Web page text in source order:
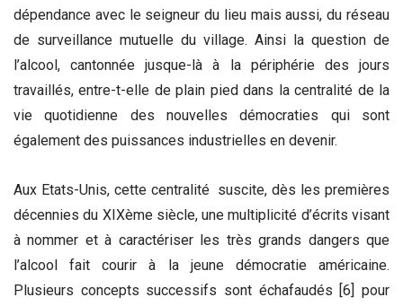
dépendance avec le seigneur du lieu mais aussi, du réseau
de surveillance mutuelle du village. Ainsi la question de
l’alcool, cantonnée jusque-là à la périphérie des jours
travaillés, entre-t-elle de plain pied dans la centralité de la
vie quotidienne des nouvelles démocraties qui sont
également des puissances industrielles en devenir.
Aux Etats-Unis, cette centralité suscite, dès les premières
décennies du XIXème siècle, une multiplicité d’écrits visant
à nommer et à caractériser les très grands dangers que
l’alcool fait courir à la jeune démocratie américaine.
Plusieurs concepts successifs sont échafaudés [6] pour